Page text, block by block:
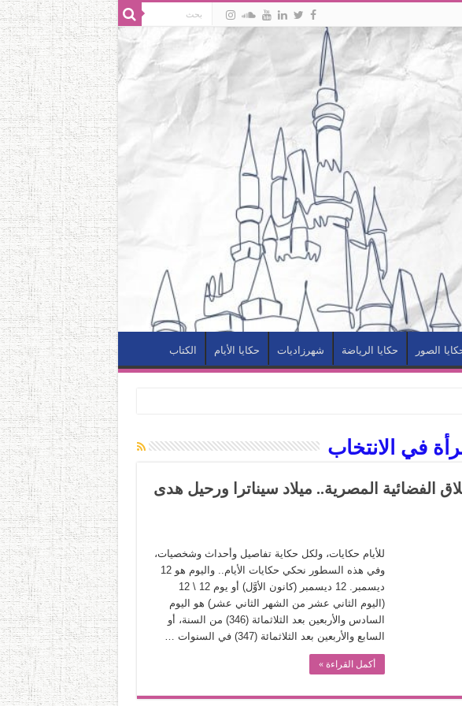
الصور حكايا الرياضة شهرزاديات حكايا الأيام الكتاب
الأول)في الانتخاب
ديسمبر): إطلاق الفضائية المصرية.. ميلاد سيناترا ورحيل هدى
للأيام حكايات، ولكل حكاية تفاصيل وأحداث وشخصيات،
وفي هذه السطور نحكي حكايات الأيام.. واليوم هو 12
ديسمبر. 12 ديسمبر (كانون الأوَّل) أو يوم 12 \ 12
(اليوم الثاني عشر من الشهر الثاني عشر) هو اليوم
السادس والأربعين بعد الثلاثمائة (346) من السنة، أو
السابع والأربعين بعد الثلاثمائة (347) في السنوات …
أكمل القراءة »